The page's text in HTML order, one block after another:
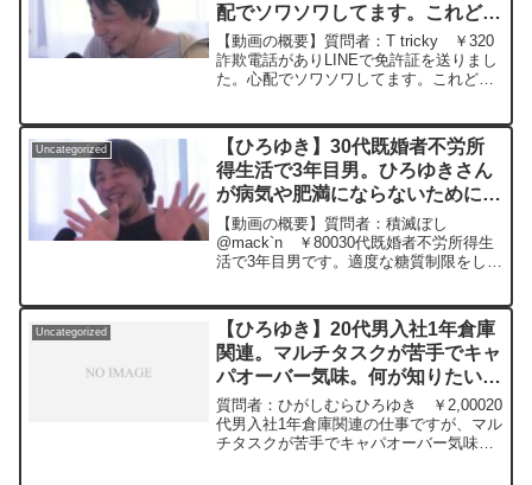
配でソワソワしてます。これどう
なりますか？ー ひろゆき切り抜
き 20250625
【動画の概要】質問者：T tricky ￥320
詐欺電話がありLINEで免許証を送りまし
た。心配でソワソワしてます。これどう
Meaux W23 ひろゆきさん...
Uncategorized
【ひろゆき】30代既婚者不労所
得生活で3年目男。ひろゆきさん
が病気や肥満にならないために心
がけていることはなんですか？
ー ひろゆき切り抜き
20240522
【動画の概要】質問者：積滅ぼし
@mack`n ￥80030代既婚者不労所得生
活で3年目男です。適度な糖質制限をして
時に実家の飯を食い太ります。てひろゆ
きさんが病気...
Uncategorized
【ひろゆき】20代男入社1年倉庫
関連。マルチタスクが苦手でキャ
パオーバー気味。何が知りたいか
がまとめて始まる前に聞ききれれ
ばいいのですが苦手ですー ひろ
ゆき切り抜き 20240516
質問者：ひがしむらひろゆき ￥2,00020
代男入社1年倉庫関連の仕事ですが、マル
チタスクが苦手でキャパオーバー気味で